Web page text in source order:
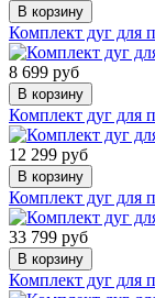
В корзину
Комплект дуг для
8 699 руб
В корзину
Комплект дуг для
12 299 руб
В корзину
Комплект дуг для
33 799 руб
В корзину
Комплект дуг для